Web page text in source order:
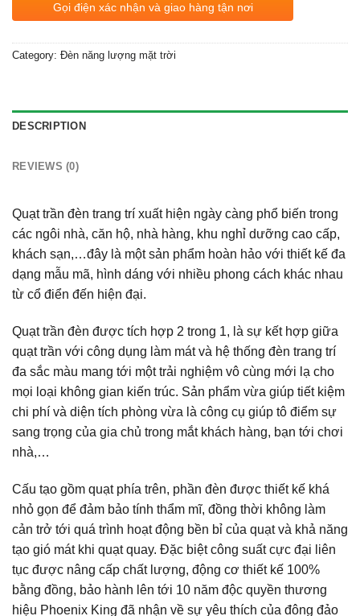
Gọi điện xác nhận và giao hàng tận nơi
Category: Đèn năng lượng mặt trời
DESCRIPTION
REVIEWS (0)
Quạt trần đèn trang trí xuất hiện ngày càng phổ biến trong
các ngôi nhà, căn hộ, nhà hàng, khu nghỉ dưỡng cao cấp,
khách sạn,…đây là một sản phẩm hoàn hảo với thiết kế đa
dạng mẫu mã, hình dáng với nhiều phong cách khác nhau
từ cổ điển đến hiện đại.
Quạt trần đèn được tích hợp 2 trong 1, là sự kết hợp giữa
quạt trần với công dụng làm mát và hệ thống đèn trang trí
đa sắc màu mang tới một trải nghiệm vô cùng mới lạ cho
mọi loại không gian kiến trúc. Sản phẩm vừa giúp tiết kiệm
chi phí và diện tích phòng vừa là công cụ giúp tô điểm sự
sang trọng của gia chủ trong mắt khách hàng, bạn tới chơi
nhà,…
Cấu tạo gồm quạt phía trên, phần đèn được thiết kế khá
nhỏ gọn để đảm bảo tính thẩm mĩ, đồng thời không làm
cản trở tới quá trình hoạt động bền bỉ của quạt và khả năng
tạo gió mát khi quạt quay. Đặc biệt công suất cực đại liên
tục được nâng cấp chất lượng, động cơ thiết kế 100%
bằng đồng, bảo hành lên tới 10 năm độc quyền thương
hiệu Phoenix King đã nhận về sự yêu thích của đông đảo